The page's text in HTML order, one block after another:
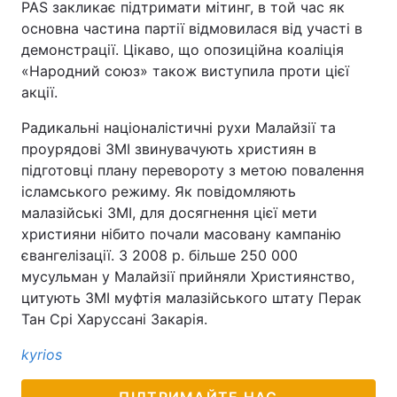
PAS закликає підтримати мітинг, в той час як
основна частина партії відмовилася від участі в
демонстрації. Цікаво, що опозиційна коаліція
«Народний союз» також виступила проти цієї
акції.
Радикальні націоналістичні рухи Малайзії та
проурядові ЗМІ звинувачують християн в
підготовці плану перевороту з метою повалення
ісламського режиму. Як повідомляють
малазійські ЗМІ, для досягнення цієї мети
християни нібито почали масовану кампанію
євангелізації. З 2008 р. більше 250 000
мусульман у Малайзії прийняли Християнство,
цитують ЗМІ муфтія малазійського штату Перак
Тан Срі Харуссані Закарія.
kyrios